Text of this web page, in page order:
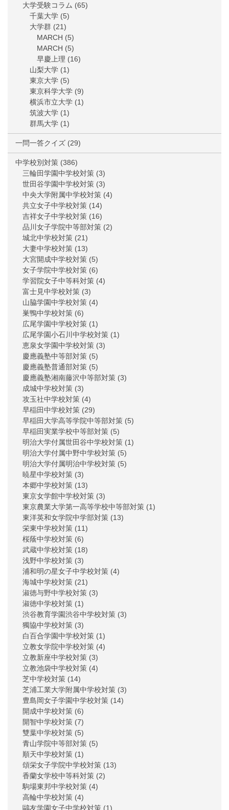
大学受験コラム (65)
千葉大学 (5)
大学群 (21)
MARCH (5)
MARCH (5)
早慶上理 (16)
山梨大学 (1)
東京大学 (5)
東京科学大学 (9)
横浜市立大学 (1)
筑波大学 (1)
群馬大学 (1)
一問一答クイズ (29)
中学校別対策 (386)
三輪田学園中学校対策 (3)
世田谷学園中学校対策 (3)
中央大学附属中学校対策 (4)
共立女子中学校対策 (14)
吉祥女子中学校対策 (16)
品川女子学院中等部対策 (2)
城北中学校対策 (21)
大妻中学校対策 (13)
大宮開成中学校対策 (5)
女子学院中学校対策 (6)
学習院女子中等科対策 (4)
富士見中学校対策 (3)
山脇学園中学校対策 (4)
巣鴨中学校対策 (6)
広尾学園中学校対策 (1)
広尾学園小石川中学校対策 (1)
恵泉女学園中学校対策 (3)
慶應義塾中等部対策 (5)
慶應義塾普通部対策 (5)
慶應義塾湘南藤沢中等部対策 (3)
成城中学校対策 (3)
攻玉社中学校対策 (4)
早稲田中学校対策 (29)
早稲田大学高等学院中等部対策 (5)
早稲田実業学校中等部対策 (5)
明治大学付属世田谷中学校対策 (1)
明治大学付属中野中学校対策 (5)
明治大学付属明治中学校対策 (5)
暁星中学校対策 (3)
本郷中学校対策 (13)
東京女学館中学校対策 (3)
東京農業大学第一高等学校中等部対策 (1)
東洋英和女学院中学部対策 (13)
栄東中学校対策 (11)
桜蔭中学校対策 (6)
武蔵中学校対策 (18)
浅野中学校対策 (3)
浦和明の星女子中学校対策 (4)
海城中学校対策 (21)
淑徳与野中学校対策 (3)
淑徳中学校対策 (1)
渋谷教育学園渋谷中学校対策 (3)
獨協中学校対策 (3)
白百合学園中学校対策 (1)
立教女学院中学校対策 (4)
立教新座中学校対策 (3)
立教池袋中学校対策 (4)
芝中学校対策 (14)
芝浦工業大学附属中学校対策 (3)
豊島岡女子学園中学校対策 (14)
開成中学校対策 (6)
開智中学校対策 (7)
雙葉中学校対策 (5)
青山学院中等部対策 (5)
順天中学校対策 (1)
頌栄女子学院中学校対策 (13)
香蘭女学校中等科対策 (2)
駒場東邦中学校対策 (4)
高輪中学校対策 (4)
鷗友学園女子中学校対策 (1)